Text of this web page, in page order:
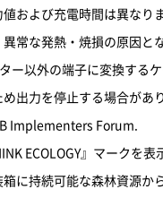
および充電時間は異なりま
な発熱・焼損の原因と
以外の端子に変換する
力を停止する場合があ
Implementers Forum.
ECOLOGY』マークを表
持続可能な森林資源か